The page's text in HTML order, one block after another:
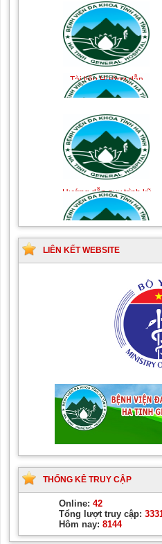
Tài liệu Hướng dẫn
phòng ngừa nhiễm
khuẩn vết mổ
Hướng dẫn quy trình kỹ
thuật Chuyên khoa Phẫu
thuật Tiết niệu
LIÊN KẾT WEBSITE
THỐNG KÊ TRUY CẬP
Online: 42
Tổng lượt truy cập:
Hôm nay: 8144